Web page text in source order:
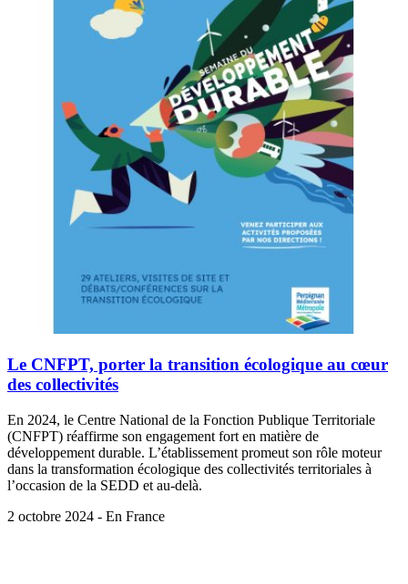
Le CNFPT, porter la transition écologique au cœur
des collectivités
En 2024, le Centre National de la Fonction Publique Territoriale
(CNFPT) réaffirme son engagement fort en matière de
développement durable. L’établissement promeut son rôle moteur
dans la transformation écologique des collectivités territoriales à
l’occasion de la SEDD et au-delà.
2 octobre 2024 - En France